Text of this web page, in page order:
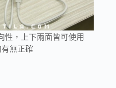
性，上下兩面皆可使用
無正確